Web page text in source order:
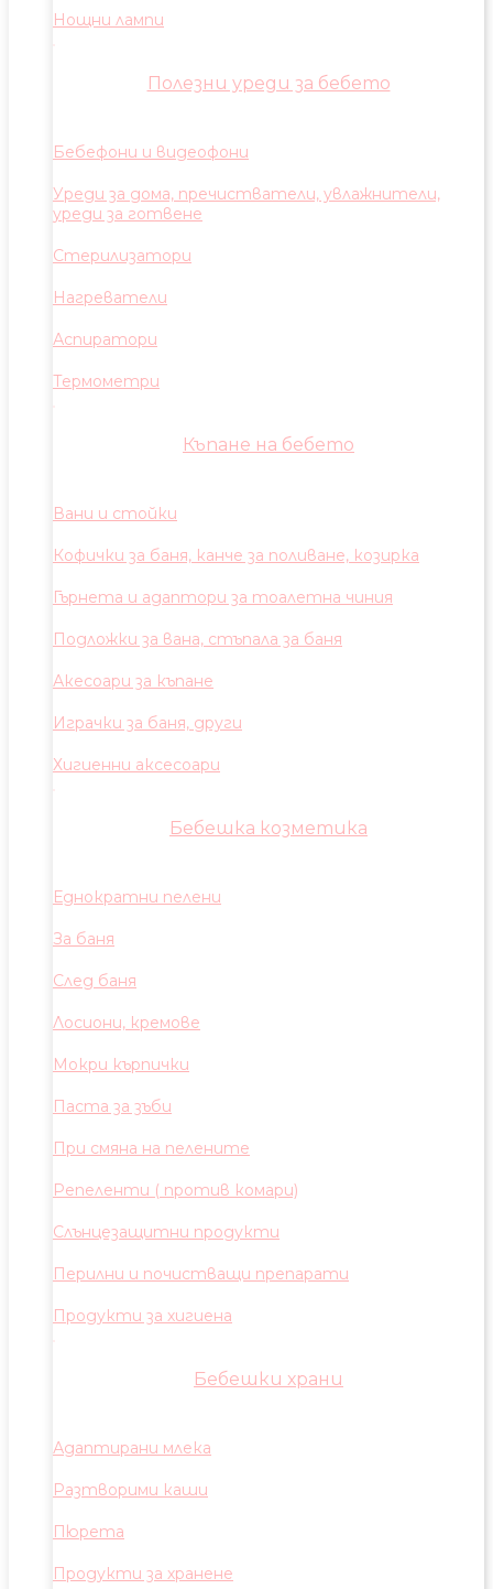
Нощни лампи
Полезни уреди за бебето
Бебефони и видеофони
Уреди за дома, пречистватели, увлажнители,
уреди за готвене
Стерилизатори
Нагреватели
Аспиратори
Термометри
Къпане на бебето
Вани и стойки
Кофички за баня, канче за поливане, козирка
Гърнета и адаптори за тоалетна чиния
Подложки за вана, стъпала за баня
Акесоари за къпане
Играчки за баня, други
Хигиенни аксесоари
Бебешка козметика
Еднократни пелени
За баня
След баня
Лосиони, кремове
Мокри кърпички
Паста за зъби
При смяна на пелените
Репеленти ( против комари)
Слънцезащитни продукти
Перилни и почистващи препарати
Продукти за хигиена
Бебешки храни
Адаптирани млека
Разтворими каши
Пюрета
Продукти за хранене